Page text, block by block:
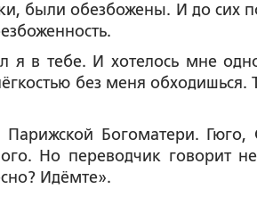
были обезбожены. И до сих
я в тебе. И хотелось мне
без меня обходишься.
Богоматери. Гюго,
Но переводчик говорит
Идёмте».